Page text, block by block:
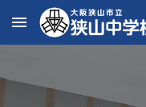
Skip to main content